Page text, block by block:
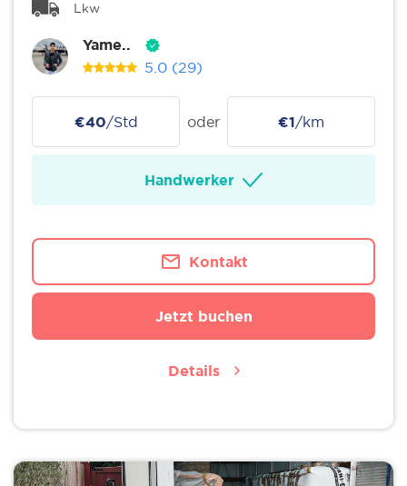
Lkw
Yame..
5.0 (29)
€40/Std oder €1/km
Handwerker
Kontakt
Jetzt buchen
Details